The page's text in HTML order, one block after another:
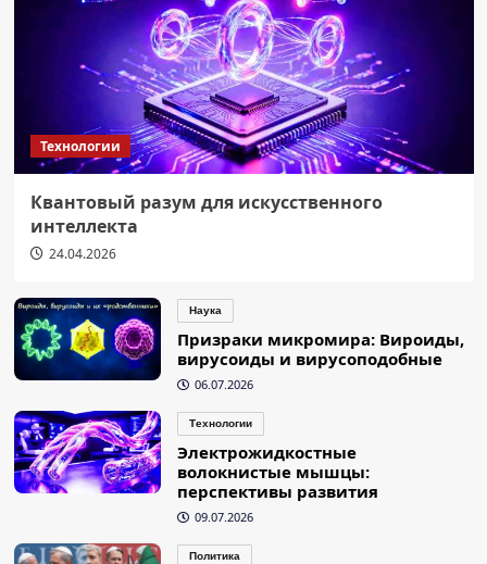
Технологии
Квантовый разум для искусственного
интеллекта
24.04.2026
Наука
Призраки микромира: Вироиды,
вирусоиды и вирусоподобные
06.07.2026
Технологии
Электрожидкостные
волокнистые мышцы:
перспективы развития
09.07.2026
Политика